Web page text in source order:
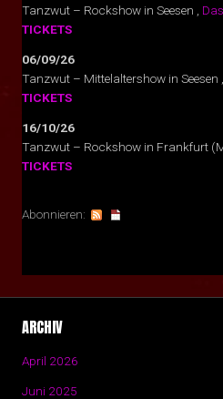
Tanzwut – Rockshow in Seesen
TICKETS
06/09/26
Tanzwut – Mittelaltershow in Seesen
TICKETS
16/10/26
Tanzwut – Rockshow in Frankfurt
TICKETS
Abonnieren:
ARCHIV
April 2026
Juni 2025